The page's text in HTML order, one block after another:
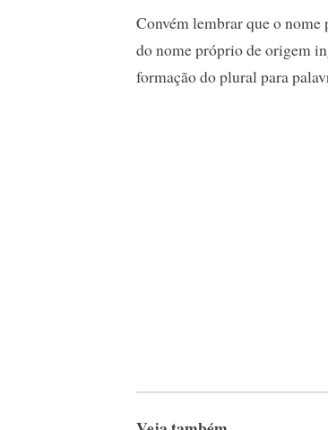
Convém lembrar que o
do nome próprio de origem
formação do plural para